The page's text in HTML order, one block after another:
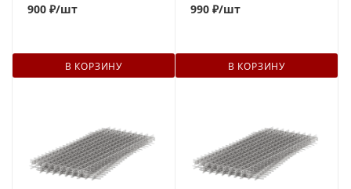
900 ₽/шт
В КОРЗИНУ
990 ₽/шт
В КОРЗИНУ